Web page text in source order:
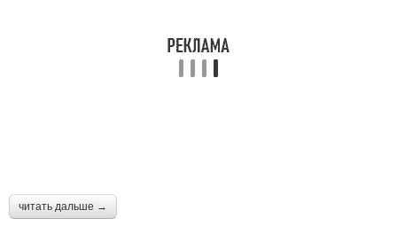
читать дальше →